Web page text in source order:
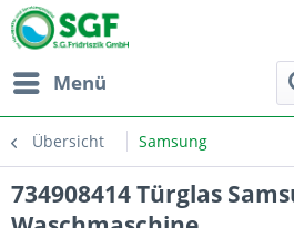
Menü
Übersicht Samsung
734908414 Türglas